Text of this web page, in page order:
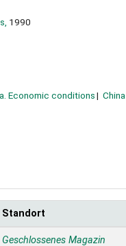
1990
Economic conditions
Standort
Geschlossenes Magazin